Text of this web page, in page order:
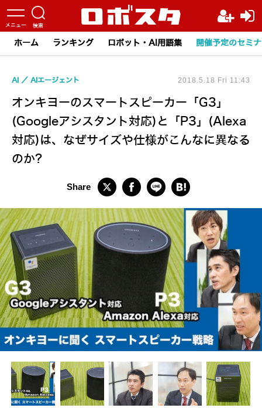
ホーム ランキング ロボット・AI用語集 開催予定のセミ
オンキヨーのスマートスピーカー「G3」
(Googleアシスタント対応)と「P3」(Alexa
対応)は、なぜサイズや仕様がこんなに異なる
のか?
AI AIエージェント 2018.5.18 Fri 11:43